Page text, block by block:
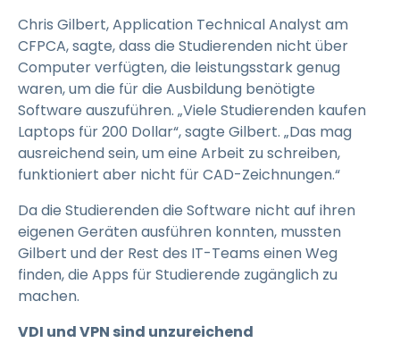
Chris Gilbert, Application Technical Analyst am
CFPCA, sagte, dass die Studierenden nicht über
Computer verfügten, die leistungsstark genug
waren, um die für die Ausbildung benötigte
Software auszuführen. „Viele Studierenden kaufen
Laptops für 200 Dollar“, sagte Gilbert. „Das mag
ausreichend sein, um eine Arbeit zu schreiben,
funktioniert aber nicht für CAD-Zeichnungen.“
Da die Studierenden die Software nicht auf ihren
eigenen Geräten ausführen konnten, mussten
Gilbert und der Rest des IT-Teams einen Weg
finden, die Apps für Studierende zugänglich zu
machen.
VDI und VPN sind unzureichend